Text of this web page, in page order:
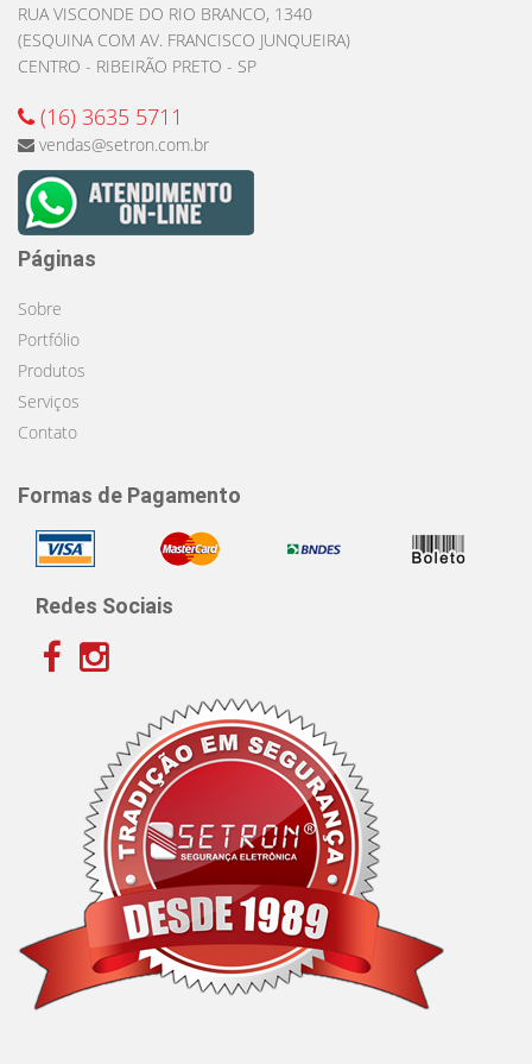
RUA VISCONDE DO RIO BRANCO, 1340
(ESQUINA COM AV. FRANCISCO JUNQUEIRA)
CENTRO - RIBEIRÃO PRETO - SP
(16) 3635 5711
vendas@setron.com.br
Páginas
Sobre
Portfólio
Produtos
Serviços
Contato
Formas de Pagamento
Redes Sociais